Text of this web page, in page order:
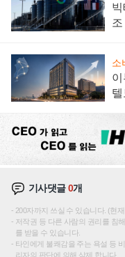
빅
조
소
이
텔
기사댓글0개
200자까지 쓰실 수 있습니다. (현
저작권 등 다른 사람의 권리를 침
를 받을 수 있습니다.
타인에게 불쾌감을 주는 욕설 등
리자의 판단에 의해 삭제 합니다.